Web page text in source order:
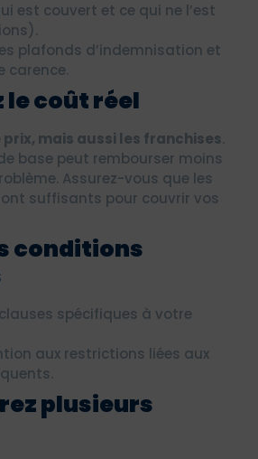
est couvert et ce qui ne l’est
plafonds d’indemnisation et
carence.
le coût réel
prix, mais aussi les franchises.
base peut rembourser moins
Assurez-vous que les
suffisants pour couvrir vos
conditions
spécifiques à votre
aux restrictions liées aux
plusieurs